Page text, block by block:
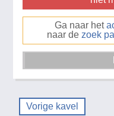
Ga naar het
naar de zoek
Vorige kavel